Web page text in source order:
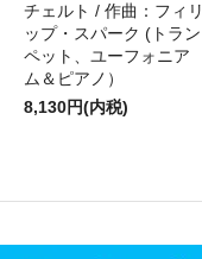
チェルト / 作曲：フィリ
ップ・スパーク (トラン
ペット、ユーフォニア
ム＆ピアノ）
8,130円(内税)